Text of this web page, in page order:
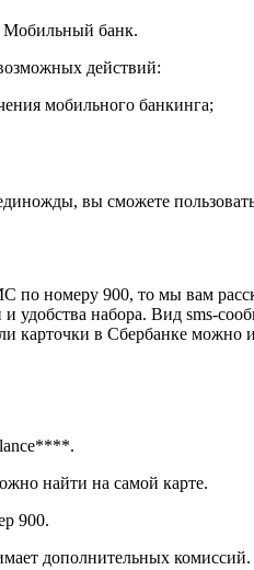
Мобильный банк.
действий:
мобильного банкинга;
вы сможете
по номеру 900, то мы вам
набора. Вид sms-
в Сбербанке можно и
найти на самой карте.
900.
дополнительных комиссий.